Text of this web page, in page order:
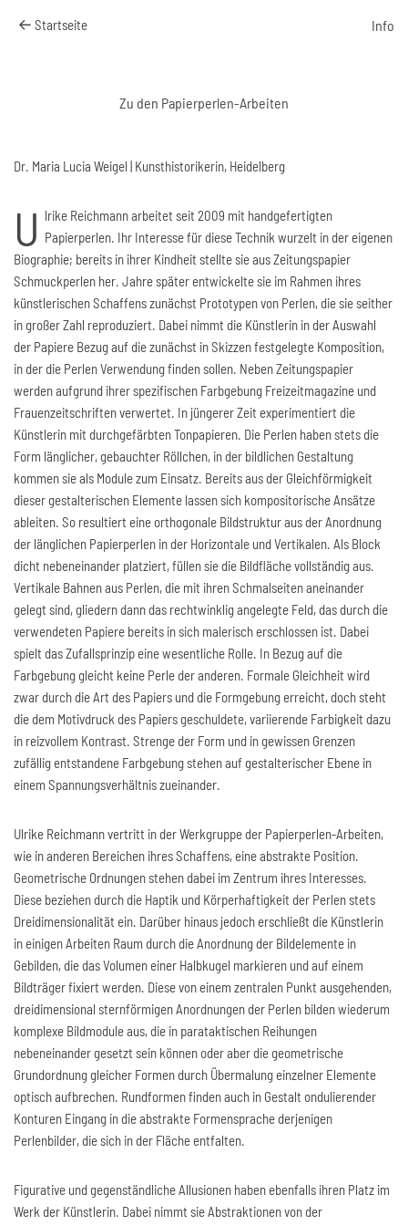
Startseite Info
Zu den Papierperlen-Arbeiten
Dr. Maria Lucia Weigel | Kunsthistorikerin, Heidelberg
U lrike Reichmann arbeitet seit 2009 mit handgefertigten
Papierperlen. Ihr Interesse für diese Technik wurzelt in der eigenen
Biographie; bereits in ihrer Kindheit stellte sie aus Zeitungspapier
Schmuckperlen her. Jahre später entwickelte sie im Rahmen ihres
künstlerischen Schaffens zunächst Prototypen von Perlen, die sie seither
in großer Zahl reproduziert. Dabei nimmt die Künstlerin in der Auswahl
der Papiere Bezug auf die zunächst in Skizzen festgelegte Komposition,
in der die Perlen Verwendung finden sollen. Neben Zeitungspapier
werden aufgrund ihrer spezifischen Farbgebung Freizeitmagazine und
Frauenzeitschriften verwertet. In jüngerer Zeit experimentiert die
Künstlerin mit durchgefärbten Tonpapieren. Die Perlen haben stets die
Form länglicher, gebauchter Röllchen, in der bildlichen Gestaltung
kommen sie als Module zum Einsatz. Bereits aus der Gleichförmigkeit
dieser gestalterischen Elemente lassen sich kompositorische Ansätze
ableiten. So resultiert eine orthogonale Bildstruktur aus der Anordnung
der länglichen Papierperlen in der Horizontale und Vertikalen. Als Block
dicht nebeneinander platziert, füllen sie die Bildfläche vollständig aus.
Vertikale Bahnen aus Perlen, die mit ihren Schmalseiten aneinander
gelegt sind, gliedern dann das rechtwinklig angelegte Feld, das durch die
verwendeten Papiere bereits in sich malerisch erschlossen ist. Dabei
spielt das Zufallsprinzip eine wesentliche Rolle. In Bezug auf die
Farbgebung gleicht keine Perle der anderen. Formale Gleichheit wird
zwar durch die Art des Papiers und die Formgebung erreicht, doch steht
die dem Motivdruck des Papiers geschuldete, variierende Farbigkeit dazu
in reizvollem Kontrast. Strenge der Form und in gewissen Grenzen
zufällig entstandene Farbgebung stehen auf gestalterischer Ebene in
einem Spannungsverhältnis zueinander.
Ulrike Reichmann vertritt in der Werkgruppe der Papierperlen-Arbeiten,
wie in anderen Bereichen ihres Schaffens, eine abstrakte Position.
Geometrische Ordnungen stehen dabei im Zentrum ihres Interesses.
Diese beziehen durch die Haptik und Körperhaftigkeit der Perlen stets
Dreidimensionalität ein. Darüber hinaus jedoch erschließt die Künstlerin
in einigen Arbeiten Raum durch die Anordnung der Bildelemente in
Gebilden, die das Volumen einer Halbkugel markieren und auf einem
Bildträger fixiert werden. Diese von einem zentralen Punkt ausgehenden,
dreidimensional sternförmigen Anordnungen der Perlen bilden wiederum
komplexe Bildmodule aus, die in parataktischen Reihungen
nebeneinander gesetzt sein können oder aber die geometrische
Grundordnung gleicher Formen durch Übermalung einzelner Elemente
optisch aufbrechen. Rundformen finden auch in Gestalt ondulierender
Konturen Eingang in die abstrakte Formensprache derjenigen
Perlenbilder, die sich in der Fläche entfalten.
Figurative und gegenständliche Allusionen haben ebenfalls ihren Platz im
Werk der Künstlerin. Dabei nimmt sie Abstraktionen von der